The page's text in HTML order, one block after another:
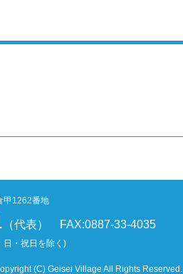
1262番地
（代表） FAX:0887-33-4035
日・祝日を除く)
(C) Geisei Village All Rights Reserved.